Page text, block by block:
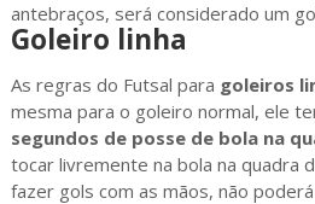
antebraços, será considerado um
Goleiro linha
As regras do Futsal para goleiros
mesma para o goleiro normal, ele
segundos de posse de bola na
tocar livremente na bola na quadra
fazer gols com as mãos, não